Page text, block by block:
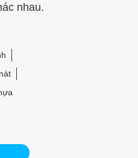
nhau.